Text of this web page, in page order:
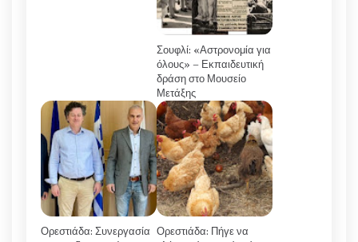
Σουφλί: «Αστρονομία για
όλους» – Εκπαιδευτική
δράση στο Μουσείο
Μετάξης
Ορεστιάδα: Συνεργασία Ορεστιάδα: Πήγε να